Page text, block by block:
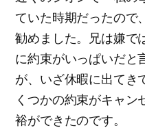
ていた時期だったので
勧めました。兄は嫌で
に約束がいっぱいだと
が、いざ休暇に出てき
くつかの約束がキャン
裕ができたのです。